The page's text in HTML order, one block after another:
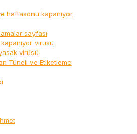
haftasonu kapanıyor
sayfası
virüsü
virüsü
Tüneli ve Etiketleme